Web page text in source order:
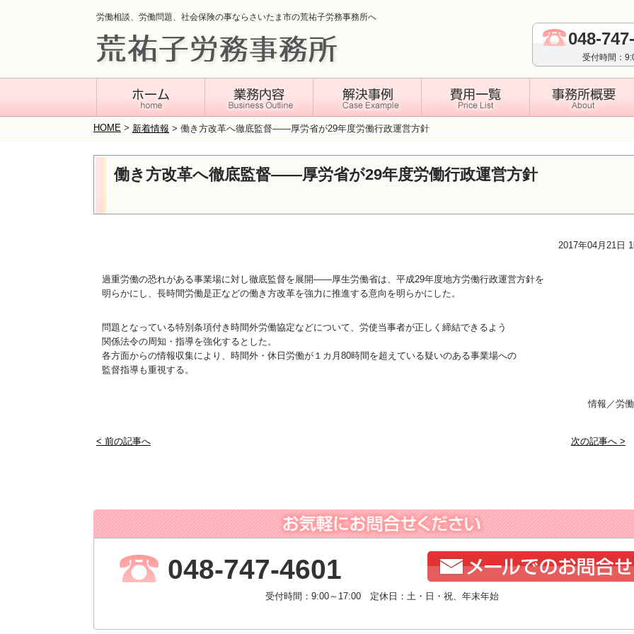
労働相談、労働問題、社会保険の事ならさいたま市の荒祐子労務事務所へ
048-
受付時間：
HOME > 新着情報 > 働き方改革へ徹底監督――厚労省が29年度労働行政運営方針
働き方改革へ徹底監督――厚労省が29年度労働行政運営方針
2017年04月21日
過重労働の恐れがある事業場に対し徹底監督を展開――厚生労働省は、平成29年度地方労働行政運営方針を
明らかにし、長時間労働是正などの働き方改革を強力に推進する意向を明らかにした。
問題となっている特別条項付き時間外労働協定などについて、労使当事者が正しく締結できるよう
関係法令の周知・指導を強化するとした。
各方面からの情報収集により、時間外・休日労働が１カ月80時間を超えている疑いのある事業場への
監督指導も重視する。
情報／労
< 前の記事へ 次の記事へ >
048-747-4601
受付時間：9:00～17:00 定休日：土・日・祝、年末年始